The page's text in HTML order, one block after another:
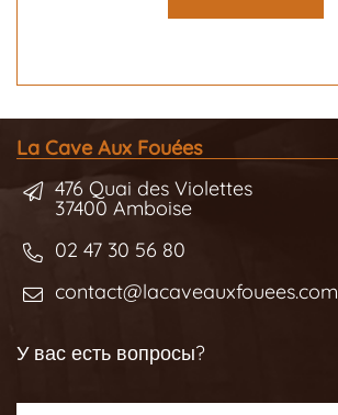
La Cave Aux Fouées
476 Quai des Violettes
37400 Amboise
02 47 30 56 80
contact@lacaveauxfouees.com
У вас есть вопросы?